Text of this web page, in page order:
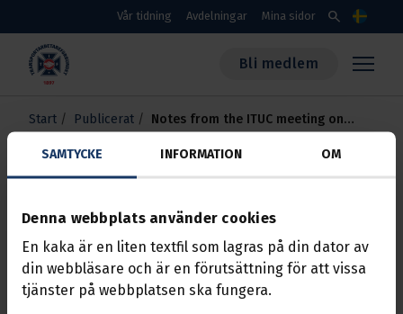
SAMTYCKE INFORMATION OM
Denna webbplats använder cookies
En kaka är en liten textfil som lagras på din dator av
din webbläsare och är en förutsättning för att vissa
tjänster på webbplatsen ska fungera.
Skippa till huvudinnehållet
Vår tidning Avdelningar Mina sidor search Språk
Transportarbetareförbundet
Bli medlem
Start Publicerat
Notes from the ITUC meeting on
Notes from the ITUC
meeting on Iran
Publicerat
Dokument